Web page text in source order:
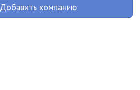
Добавить компанию